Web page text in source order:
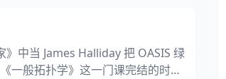
中当 James Halliday 把 OASIS 绿
一般拓扑学》这一门课完结的时候